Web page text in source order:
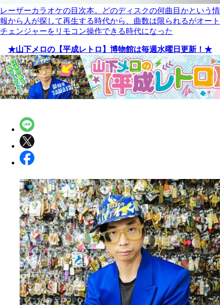
レーザーカラオケの目次本。どのディスクの何曲目かという情
報から人が探して再生する時代から、曲数は限られるがオート
チェンジャーをリモコン操作できる時代になった
★山下メロの【平成レトロ】博物館は毎週水曜日更新！★